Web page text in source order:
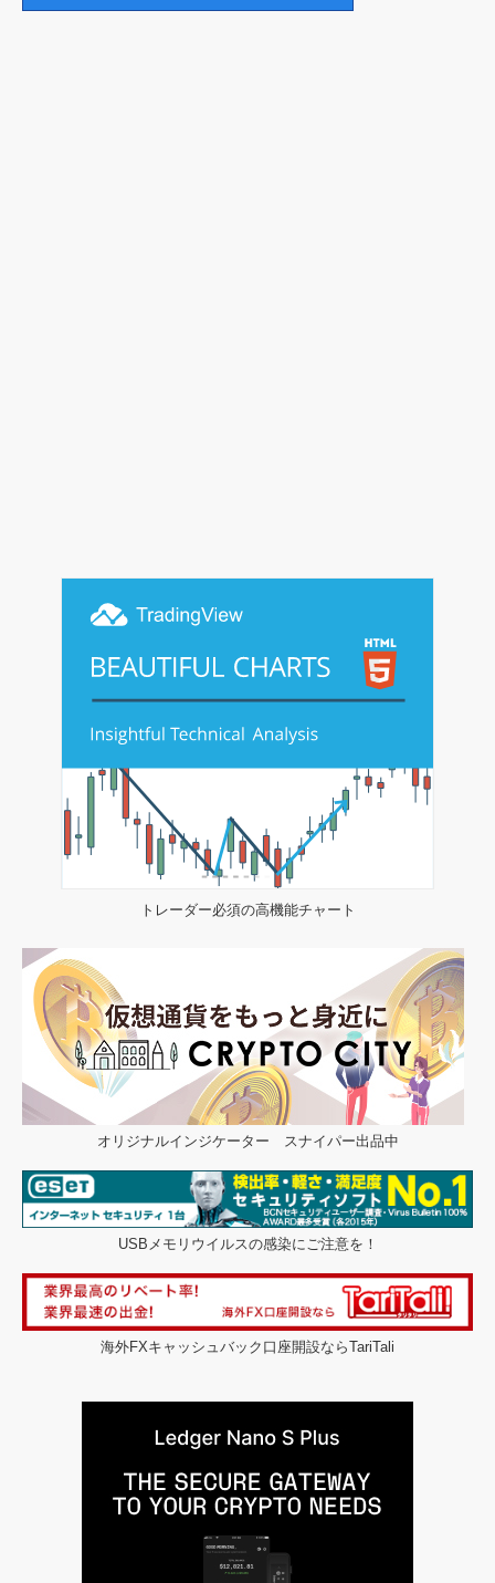
トレーダー必須の高機能チャート
オリジナルインジケーター スナイパー出品中
USBメモリウイルスの感染にご注意を！
海外FXキャッシュバック口座開設ならTariTali